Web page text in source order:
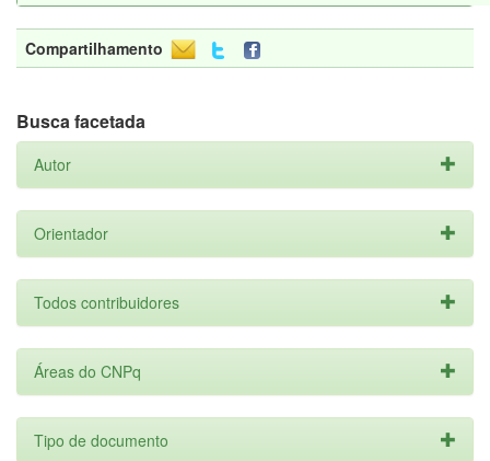
Compartilhamento
Busca facetada
Autor
Orientador
Todos contribuidores
Áreas do CNPq
Tipo de documento